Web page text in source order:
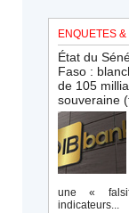
ENQUETES
État du
Faso :
de 105
souveraine
une «
indicateurs...